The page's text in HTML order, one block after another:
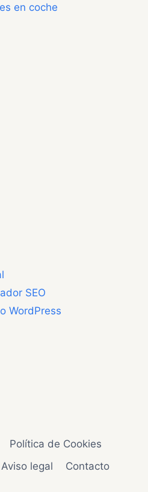
en coche
SEO
WordPress
Política de Cookies
Aviso legal
Contacto